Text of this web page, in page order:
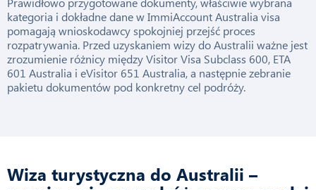
kategoria i dokładne dane w ImmiAccount Australia visa
pomagają wnioskodawcy spokojniej przejść proces
rozpatrywania. Przed uzyskaniem wizy do Australii ważne jest
zrozumienie różnicy między Visitor Visa Subclass 600, ETA
601 Australia i eVisitor 651 Australia, a następnie zebranie
pakietu dokumentów pod konkretny cel podróży.
Wiza turystyczna do Australii –